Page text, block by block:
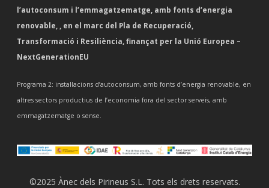
l’autoconsum i l’emmagatzematge, amb fonts d’energia
renovable, , en el marc del Pla de Recuperació,
Transformació i Resiliència, finançat per la Unió Europea –
NextGenerationEU
Programa 2: instal·lacions d’autoconsum, amb fonts d’energia renovable, en
altres sectors productius de l’economia fora del sector serveis, amb
emmagatzematge o sense.
©2025 Ànec dels Pirineus S.L. Tots els drets reservats.